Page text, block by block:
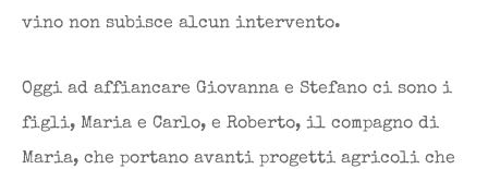
vino non subisce alcun intervento.
Oggi ad affiancare Giovanna e Stefano ci sono i
figli, Maria e Carlo, e Roberto, il compagno di
Maria, che portano avanti progetti agricoli che